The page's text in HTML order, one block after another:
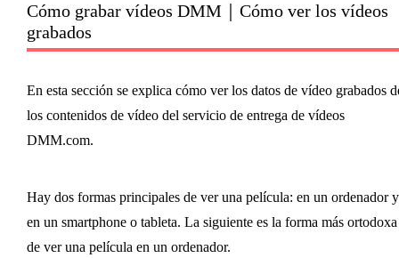
Cómo grabar vídeos DMM｜Cómo ver los vídeos
grabados
En esta sección se explica cómo ver los datos de vídeo grabados
los contenidos de vídeo del servicio de entrega de vídeos
DMM.com.
Hay dos formas principales de ver una película: en un ordenador y
en un smartphone o tableta. La siguiente es la forma más ortodoxa
de ver una película en un ordenador.